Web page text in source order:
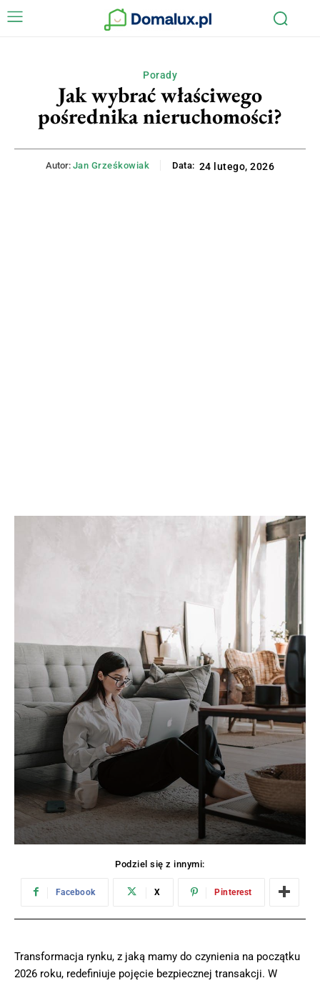
Porady
Jak wybrać właściwego
pośrednika nieruchomości?
Autor: Jan Grześkowiak Data: 24 lutego, 2026
Podziel się z innymi:
Facebook X Pinterest
Transformacja rynku, z jaką mamy do czynienia na początku
2026 roku, redefiniuje pojęcie bezpiecznej transakcji. W